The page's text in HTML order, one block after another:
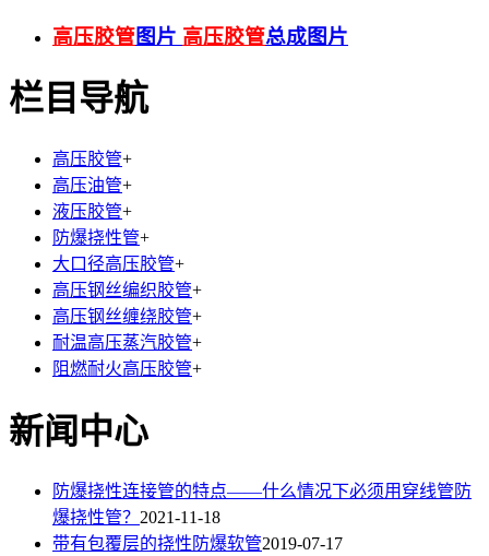
高压胶管图片 高压胶管总成图片
栏目导航
高压胶管+
高压油管+
液压胶管+
防爆挠性管+
大口径高压胶管+
高压钢丝编织胶管+
高压钢丝缠绕胶管+
耐温高压蒸汽胶管+
阻燃耐火高压胶管+
新闻中心
防爆挠性连接管的特点——什么情况下必须用穿线管防
爆挠性管？ 2021-11-18
带有包覆层的挠性防爆软管2019-07-17